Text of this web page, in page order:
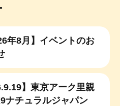
年8月】イベントのお
】東京アーク里親
ナチュラルジャパン